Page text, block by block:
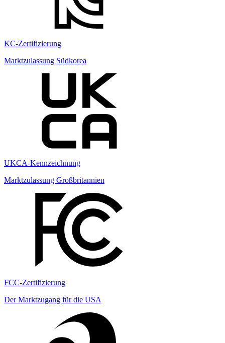
KC-Zertifizierung
Marktzulassung Südkorea
UKCA-Kennzeichnung
Marktzulassung Großbritannien
FCC-Zertifizierung
Der Marktzugang für die USA